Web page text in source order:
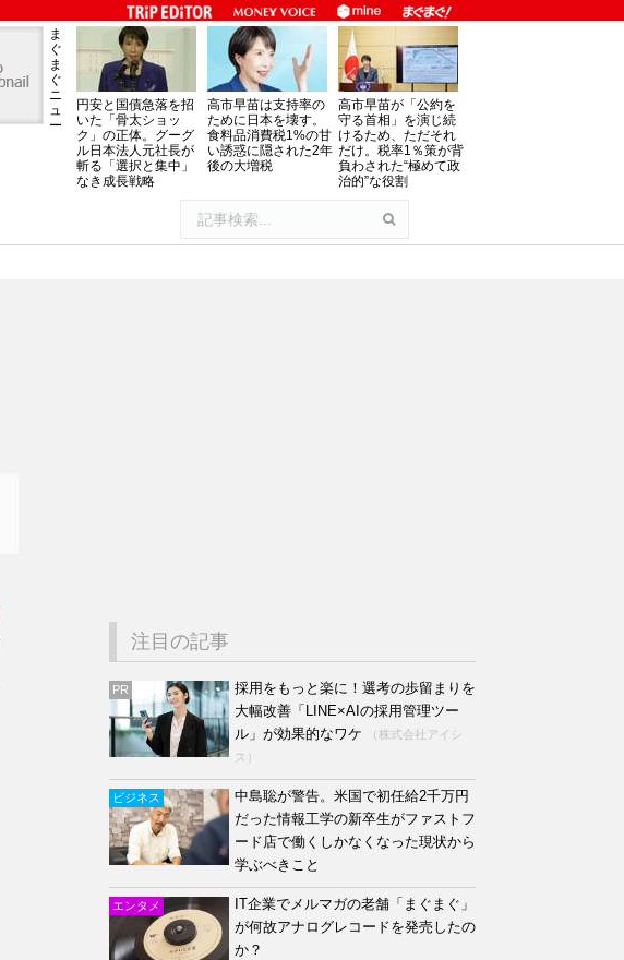
ま
ぐ
ま
ぐ
ニ
ュ
ー
円安と国債急落を招
いた「骨太ショッ
ク」の正体。グーグ
ル日本法人元社長が
斬る「選択と集中」
なき成長戦略
高市早苗は支持率の
ために日本を壊す。
食料品消費税1%の甘
い誘惑に隠された2年
後の大増税
高市早苗が「公約を
守る首相」を演じ続
けるため、ただそれ
だけ。税率1％策が背
負わされた“極めて政
治的”な役割
注目の記事
PR
採用をもっと楽に！選考の歩留まりを
大幅改善「LINE×AIの採用管理ツー
ル」が効果的なワケ
（株式会社アイシ
ス）
ビジネス
中島聡が警告。米国で初任給2千万円
だった情報工学の新卒生がファストフ
ード店で働くしかなくなった現状から
学ぶべきこと
エンタメ
IT企業でメルマガの老舗「まぐまぐ」
が何故アナログレコードを発売したの
か？